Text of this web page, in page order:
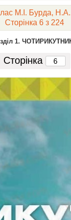
М.І. Бурда,
Сторінка 6 з 224
1.
Сторінка